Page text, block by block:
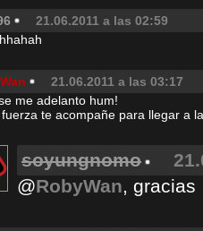
21.06.2011 a las 02:59
21.06.2011 a las 03:17
me adelanto hum!
te acompañe para llegar a
soyungnomo
@RobyWan, gracias